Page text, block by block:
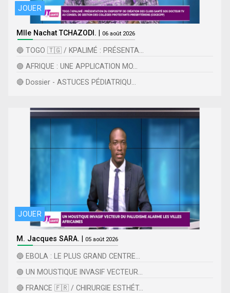
JOUER
Mlle Nachat TCHAZODI. | 06 août 2026
🔵 TOGO 🇹🇬 / KPALIMÉ : PRÉSENTA...
🟢 AFRIQUE : UNE APPLICATION MO...
🔴 Dossier - ASTUCES PÉDIATRIQU...
JOUER
M. Jacques SARA. | 05 août 2026
🔵 EBOLA : LE PLUS GRAND CENTRE...
🟢 UN MOUSTIQUE INVASIF VECTEUR...
🔴 FRANCE 🇫🇷 / CHIRURGIE ESTHÉT...